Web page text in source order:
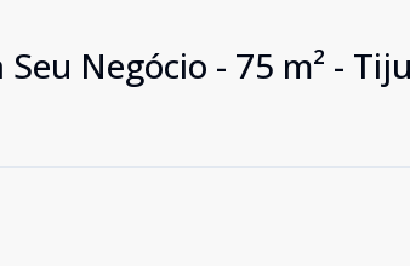
Negócio - 75 m² -